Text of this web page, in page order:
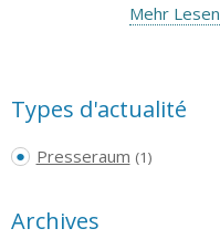
Mehr Lesen
Types d'actualité
Presseraum (1)
Archives